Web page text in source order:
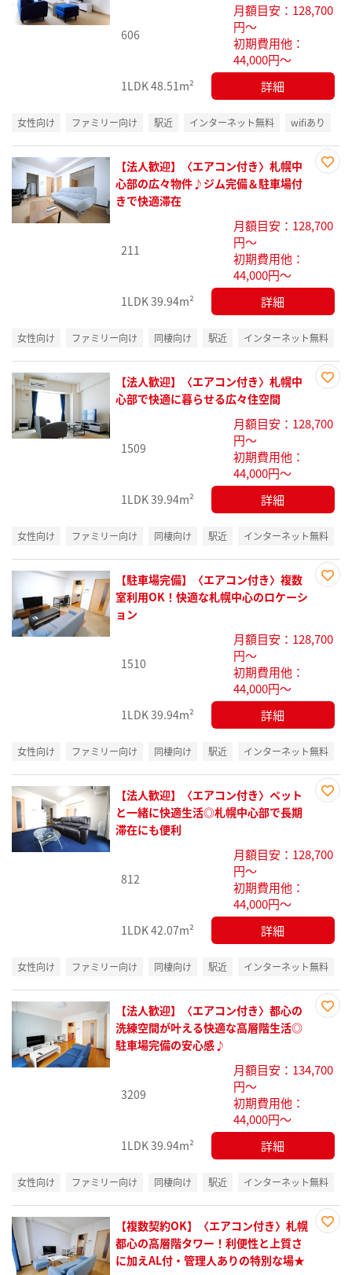
り登
606
月額目安：128,700
円～
初期費用他：
44,000円～
1LDK48.51m² 詳細
女性向け ファミリー向け 駅近 インターネット無料 wifiあり
録
【法人歓迎】〈エアコン付き〉札幌中
心部の広々物件♪ジム完備＆駐車場付
きで快適滞在
211
月額目安：128,700
円～
初期費用他：
44,000円～
1LDK39.94m² 詳細
女性向け ファミリー向け 同棲向け 駅近 インターネット無料
り登
【法人歓迎】〈エアコン付き〉札幌中
心部で快適に暮らせる広々住空間
1509
月額目安：128,700
円～
初期費用他：
44,000円～
1LDK39.94m² 詳細
女性向け ファミリー向け 同棲向け 駅近 インターネット無料
録
【駐車場完備】〈エアコン付き〉複数
室利用OK！快適な札幌中心のロケーシ
ョン
1510
月額目安：128,700
円～
初期費用他：
44,000円～
1LDK39.94m² 詳細
女性向け ファミリー向け 同棲向け 駅近 インターネット無料
録
【法人歓迎】〈エアコン付き〉ペット
と一緒に快適生活◎札幌中心部で長期
滞在にも便利
812
月額目安：128,700
円～
初期費用他：
44,000円～
1LDK42.07m² 詳細
女性向け ファミリー向け 同棲向け 駅近 インターネット無料
録
【法人歓迎】〈エアコン付き〉都心の
洗練空間が叶える快適な高層階生活◎
駐車場完備の安心感♪
3209
月額目安：134,700
円～
初期費用他：
44,000円～
1LDK39.94m² 詳細
女性向け ファミリー向け 同棲向け 駅近 インターネット無料
【複数契約OK】〈エアコン付き〉札幌
都心の高層階タワー！利便性と上質さ
に加えAL付・管理人ありの特別な場★